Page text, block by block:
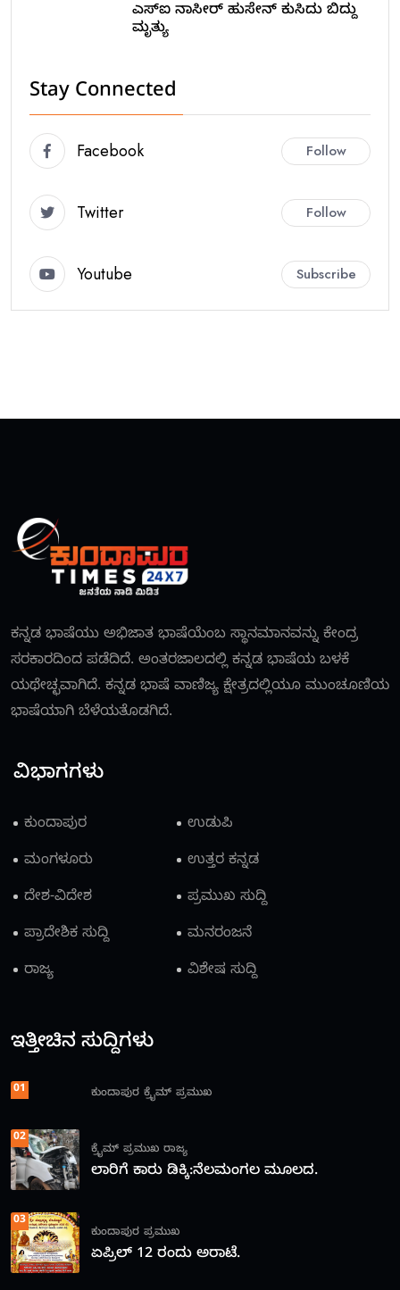
ಎಸ್ಐ ನಾಸೀರ್ ಹುಸೇನ್ ಕುಸಿದು ಬಿದ್ದು
ಮೃತ್ಯು
Stay Connected
Facebook Follow
Twitter Follow
Youtube Subscribe
ಕನ್ನಡ ಭಾಷೆಯು ಅಭಿಜಾತ ಭಾಷೆಯೆಂಬ ಸ್ಥಾನಮಾನವನ್ನು ಕೇಂದ್ರ
ಸರಕಾರದಿಂದ ಪಡೆದಿದೆ. ಅಂತರಜಾಲದಲ್ಲಿ ಕನ್ನಡ ಭಾಷೆಯ ಬಳಕೆ
ಯಥೇಚ್ಛವಾಗಿದೆ. ಕನ್ನಡ ಭಾಷೆ ವಾಣಿಜ್ಯ ಕ್ಷೇತ್ರದಲ್ಲಿಯೂ ಮುಂಚೂಣಿಯ
ಭಾಷೆಯಾಗಿ ಬೆಳೆಯತೊಡಗಿದೆ.
ವಿಭಾಗಗಳು
ಕುಂದಾಪುರ
ಉಡುಪಿ
ಮಂಗಳೂರು
ಉತ್ತರ ಕನ್ನಡ
ದೇಶ-ವಿದೇಶ
ಪ್ರಮುಖ ಸುದ್ದಿ
ಪ್ರಾದೇಶಿಕ ಸುದ್ದಿ
ಮನರಂಜನೆ
ರಾಜ್ಯ
ವಿಶೇಷ ಸುದ್ದಿ
ಇತ್ತೀಚಿನ ಸುದ್ದಿಗಳು
01 ಕುಂದಾಪುರ ಕ್ರೈಮ್ ಪ್ರಮುಖ
02
ಕ್ರೈಮ್ ಪ್ರಮುಖ ರಾಜ್ಯ
ಲಾರಿಗೆ ಕಾರು ಡಿಕ್ಕಿ:ನೆಲಮಂಗಲ ಮೂಲದ.
03
ಕುಂದಾಪುರ ಪ್ರಮುಖ
ಏಪ್ರಿಲ್ 12 ರಂದು ಅರಾಟೆ.